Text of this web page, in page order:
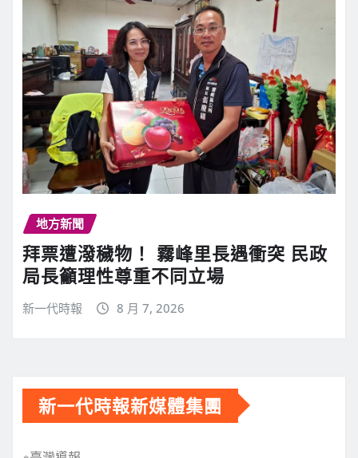
地方新聞
拜票遭潑穢物！ 霧峰里長遇衝突 民政
局長籲理性尊重不同立場
新一代時報 8 月 7, 2026
新一代時報新媒體集團